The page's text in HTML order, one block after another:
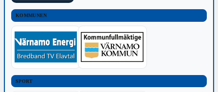
KOMMUNEN
SPORT